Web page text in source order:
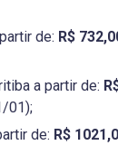
de: R$
a partir de:
01);
de: R$